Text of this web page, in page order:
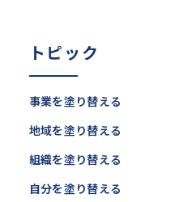
トピック
事業を塗り替える
地域を塗り替える
組織を塗り替える
自分を塗り替える